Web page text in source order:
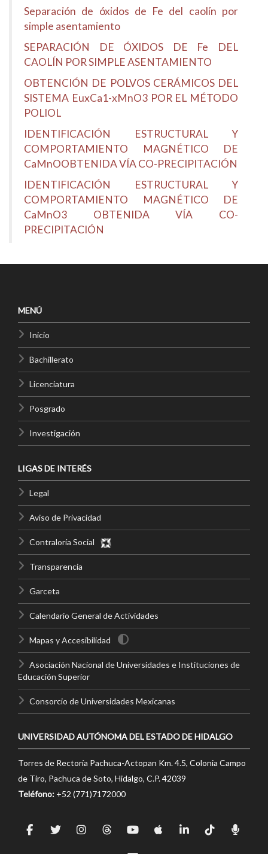
Separación de óxidos de Fe del caolín por
simple asentamiento
SEPARACIÓN DE ÓXIDOS DE Fe DEL
CAOLÍN POR SIMPLE ASENTAMIENTO
OBTENCIÓN DE POLVOS CERÁMICOS DEL
SISTEMA EuxCa1-xMnO3 POR EL MÉTODO
POLIOL
IDENTIFICACIÓN ESTRUCTURAL Y
COMPORTAMIENTO MAGNÉTICO DE
CaMnOOBTENIDA VÍA CO-PRECIPITACIÓN
IDENTIFICACIÓN ESTRUCTURAL Y
COMPORTAMIENTO MAGNÉTICO DE
CaMnO3 OBTENIDA VÍA CO-
PRECIPITACIÓN
MENÚ
Inicio
Bachillerato
Licenciatura
Posgrado
Investigación
LIGAS DE INTERÉS
Legal
Aviso de Privacidad
Contraloría Social
Transparencia
Garceta
Calendario General de Actividades
Mapas y Accesibilidad
Asociación Nacional de Universidades e Instituciones de
Educación Superior
Consorcio de Universidades Mexicanas
UNIVERSIDAD AUTÓNOMA DEL ESTADO DE HIDALGO
Torres de Rectoría Pachuca-Actopan Km. 4.5, Colonia Campo
de Tiro, Pachuca de Soto, Hidalgo, C.P. 42039
Teléfono: +52 (771)7172000